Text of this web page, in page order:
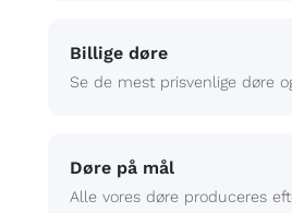
Billige døre
Se de mest prisvenlige døre
Døre på mål
Alle vores døre produceres